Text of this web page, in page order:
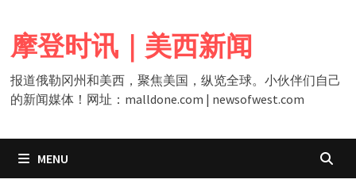
content
摩登时讯｜美西新闻
报道俄勒冈州和美西，聚焦美国，纵览全球。小伙伴们自己
的新闻媒体！网址：malldone.com | newsofwest.com
MENU